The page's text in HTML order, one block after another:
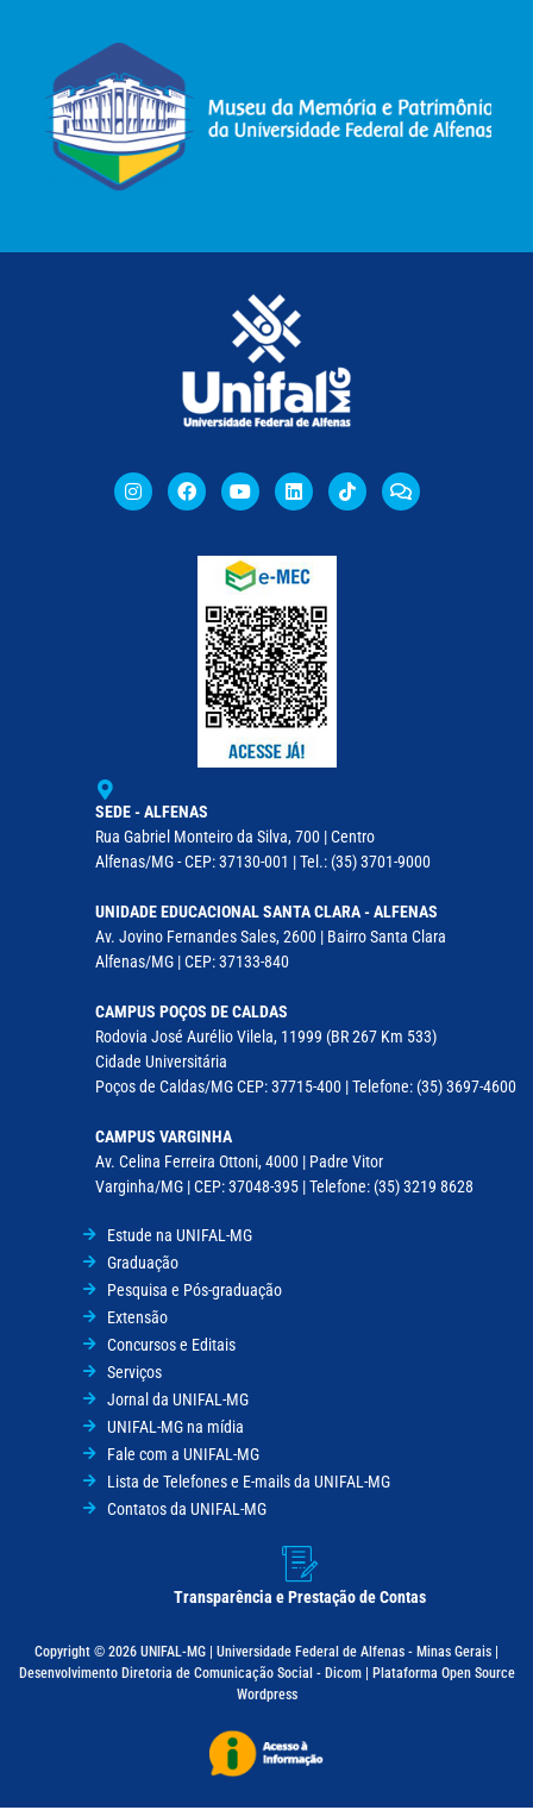
SEDE - ALFENAS
Rua Gabriel Monteiro da Silva, 700 | Centro
Alfenas/MG - CEP: 37130-001 | Tel.: (35) 3701-9000
UNIDADE EDUCACIONAL SANTA CLARA - ALFENAS
Av. Jovino Fernandes Sales, 2600 | Bairro Santa Clara
Alfenas/MG | CEP: 37133-840
CAMPUS POÇOS DE CALDAS
Rodovia José Aurélio Vilela, 11999 (BR 267 Km 533)
Cidade Universitária
Poços de Caldas/MG CEP: 37715-400 | Telefone: (35) 3697-4600
CAMPUS VARGINHA
Av. Celina Ferreira Ottoni, 4000 | Padre Vitor
Varginha/MG | CEP: 37048-395 | Telefone: (35) 3219 8628
Estude na UNIFAL-MG
Graduação
Pesquisa e Pós-graduação
Extensão
Concursos e Editais
Serviços
Jornal da UNIFAL-MG
UNIFAL-MG na mídia
Fale com a UNIFAL-MG
Lista de Telefones e E-mails da UNIFAL-MG
Contatos da UNIFAL-MG
Transparência e Prestação de Contas
Copyright © 2026 UNIFAL-MG | Universidade Federal de Alfenas - Minas Gerais |
Desenvolvimento Diretoria de Comunicação Social - Dicom | Plataforma Open Source
Wordpress